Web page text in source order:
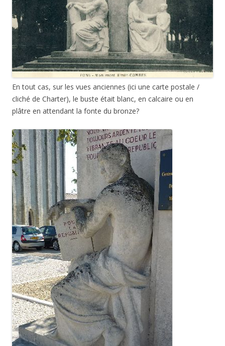
En tout cas, sur les vues anciennes (ici une carte postale /
cliché de Charter), le buste était blanc, en calcaire ou en
plâtre en attendant la fonte du bronze?